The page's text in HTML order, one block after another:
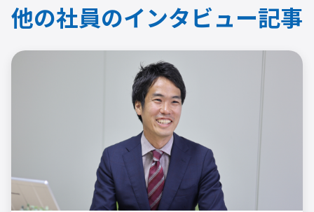
他の社員のインタビュー記事